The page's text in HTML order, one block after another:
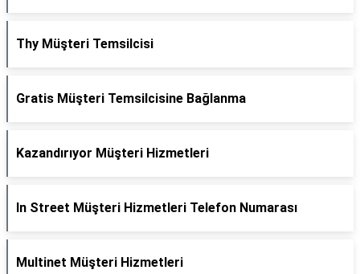
Thy Müşteri Temsilcisi
Gratis Müşteri Temsilcisine Bağlanma
Kazandırıyor Müşteri Hizmetleri
In Street Müşteri Hizmetleri Telefon Numarası
Multinet Müşteri Hizmetleri